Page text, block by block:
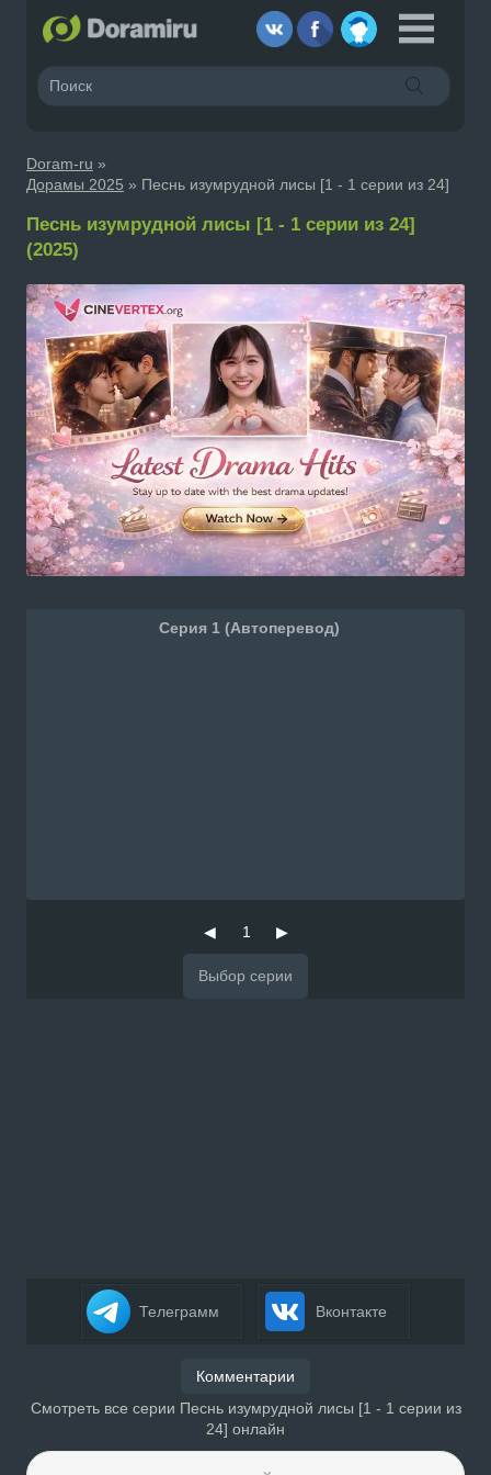
Doram-ru »
Дорамы 2025 » Песнь изумрудной лисы [1 - 1 серии из 24]
Песнь изумрудной лисы [1 - 1 серии из 24]
(2025)
Серия 1 (Автоперевод)
◀ 1 ▶
Телеграмм Вконтакте
Комментарии
Смотреть все серии Песнь изумрудной лисы [1 - 1 серии из
24] онлайн